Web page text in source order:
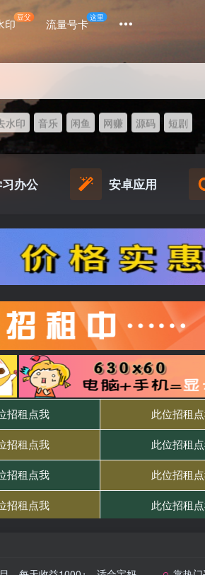
印豆父 流量号卡这里
水印 音乐 闲鱼 网赚 源码 短剧
办公 安卓应用